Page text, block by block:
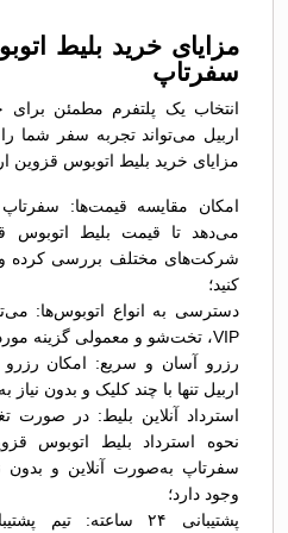
مزایای خرید بلیط
سفرتاپ
انتخاب یک پلتفرم مطمئن
اربیل می‌تواند تجربه سفر شما
مزایای خرید بلیط اتوبوس قزوين
امکان مقایسه قیمت‌ها:
می‌دهد تا قیمت بلیط اتوبوس
شرکت‌های مختلف بررسی کرده و
کنید؛
دسترسی به انواع اتوبوس‌ها:
VIP، تخت‌شو و معمولی گزینه موردنظر خود را انتخاب کنید؛
رزرو آسان و سریع: امکان رزرو
اربیل تنها با چند کلیک و بدون
استرداد آنلاین بلیط: در صورت
نحوه استرداد بلیط اتوبوس
سفرتاپ به‌صورت آنلاین و بدون
وجود دارد؛
پشتیبانی ۲۴ ساعته: